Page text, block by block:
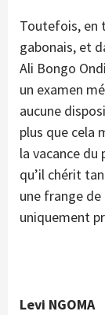
Toutefois, en
gabonais, et
Ali Bongo
un examen
aucune
plus que
la vacance du
qu’il chérit
une frange
uniquement
Levi NGOMA